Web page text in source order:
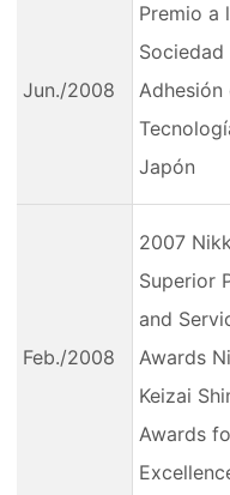
Jun./2008
Premio a
Sociedad
Adhesión
Japón
Feb./2008
2007
Superior
and
Awards
Keizai
Awards